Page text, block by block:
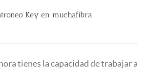
Key en muchafibra
tienes la capacidad de trabajar a